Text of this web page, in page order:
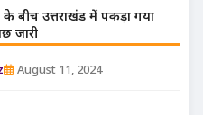
बीच उत्तराखंड में पकड़ा गया
जारी
August 11, 2024